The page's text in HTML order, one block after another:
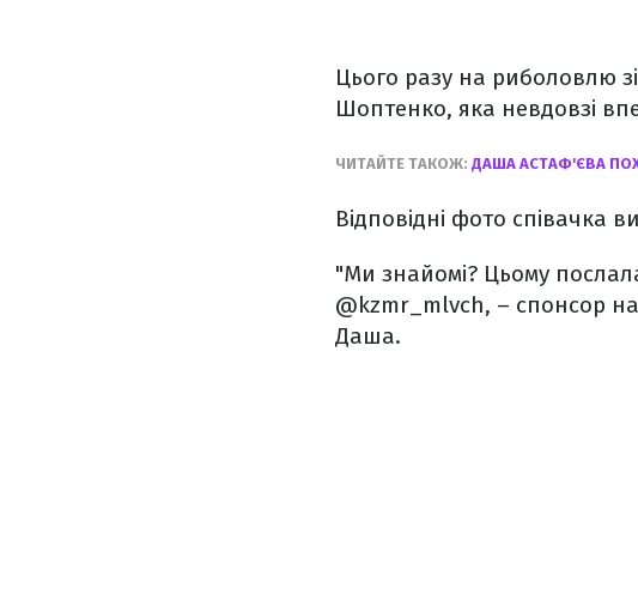
Цього разу на риболовлю
Шоптенко, яка невдовзі
ЧИТАЙТЕ ТАКОЖ: ДАША АСТАФ'ЄВА
Відповідні фото співачка
"Ми знайомі? Цьому
@kzmr_mlvch, – спонсор
Даша.